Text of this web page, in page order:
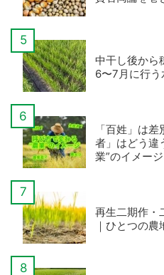
中干し後から
6〜7月に行う
「百姓」は
者」はどう違
業”のイメージ
再生二期作・
｜ひとつの